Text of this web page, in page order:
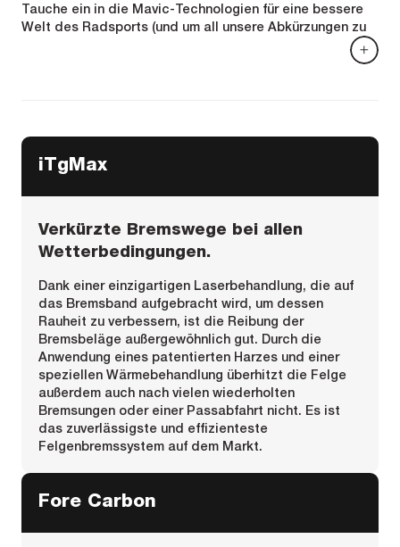
Tauche ein in die Mavic-Technologien für eine bessere
Welt des Radsports (und um all unsere Abkürzungen zu
iTgMax
Verkürzte Bremswege bei allen
Wetterbedingungen.
Dank einer einzigartigen Laserbehandlung, die auf
das Bremsband aufgebracht wird, um dessen
Rauheit zu verbessern, ist die Reibung der
Bremsbeläge außergewöhnlich gut. Durch die
Anwendung eines patentierten Harzes und einer
speziellen Wärmebehandlung überhitzt die Felge
außerdem auch nach vielen wiederholten
Bremsungen oder einer Passabfahrt nicht. Es ist
das zuverlässigste und effizienteste
Felgenbremssystem auf dem Markt.
Fore Carbon